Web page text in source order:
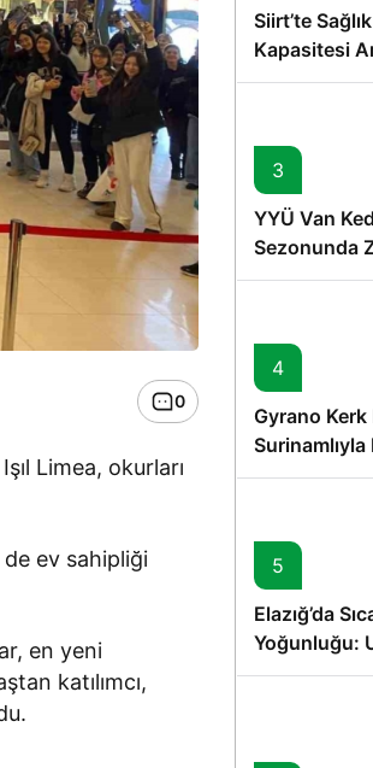
0
Limea, okurları
de ev sahipliği
en yeni
katılımcı,
Siirt’te
Kapasitesi
3
YYÜ Van
Sezonunda
Vurgusu
4
Gyrano Kerk
5
Elazığ’da
Yoğunluğu: